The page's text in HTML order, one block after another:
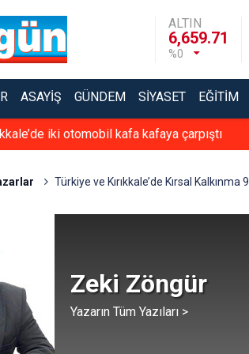
ALTIN
6,659.71
%0
ASAYIŞ GÜNDEM SIYASET EĞITIM
iki otomobil kafa kafaya çarpıştı
Türkiye ve Kırıkkale’de Kırsal Kalkınma 9
Zeki Zöngür
Yazarın Tüm Yazıları >